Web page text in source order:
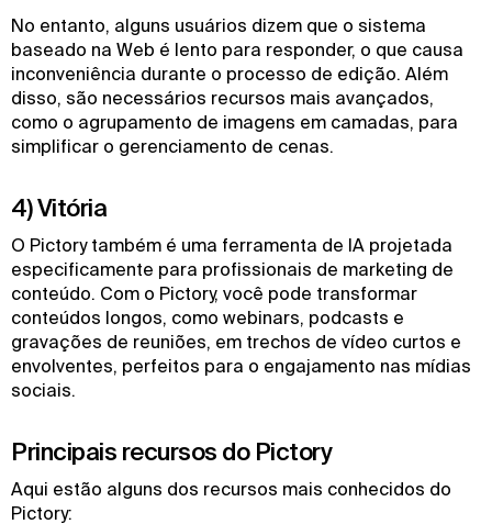
No entanto, alguns usuários dizem que o sistema
baseado na Web é lento para responder, o que causa
inconveniência durante o processo de edição. Além
disso, são necessários recursos mais avançados,
como o agrupamento de imagens em camadas, para
simplificar o gerenciamento de cenas.
4) Vitória
O Pictory também é uma ferramenta de IA projetada
especificamente para profissionais de marketing de
conteúdo. Com o Pictory, você pode transformar
conteúdos longos, como webinars, podcasts e
gravações de reuniões, em trechos de vídeo curtos e
envolventes, perfeitos para o engajamento nas mídias
sociais.
Principais recursos do Pictory
Aqui estão alguns dos recursos mais conhecidos do
Pictory: